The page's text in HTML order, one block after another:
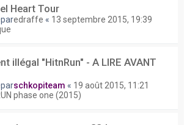
Heart Tour
edraffe « 13 septembre 2015, 19:39
illégal "HitnRun" - A LIRE AVANT
schkopiteam « 19 août 2015, 11:21
phase one (2015)